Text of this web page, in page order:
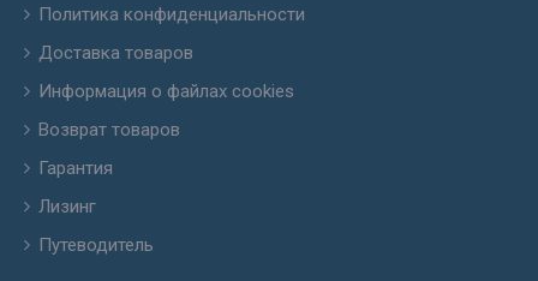
Политика конфиденциальности
Доставка товаров
Информация о файлах cookies
Возврат товаров
Гарантия
Лизинг
Путеводитель